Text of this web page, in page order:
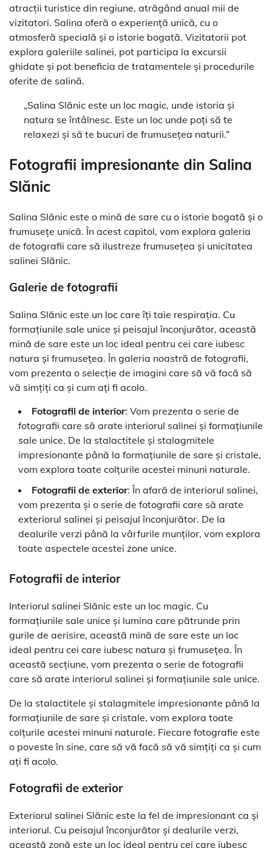
atracții turistice din regiune, atrăgând anual mii de
vizitatori. Salina oferă o experiență unică, cu o
atmosferă specială și o istorie bogată. Vizitatorii pot
explora galeriile salinei, pot participa la excursii
ghidate și pot beneficia de tratamentele și procedurile
oferite de salină.
„Salina Slănic este un loc magic, unde istoria și
natura se întâlnesc. Este un loc unde poți să te
relaxezi și să te bucuri de frumusețea naturii.”
Fotografii impresionante din Salina
Slănic
Salina Slănic este o mină de sare cu o istorie bogată și o
frumusețe unică. În acest capitol, vom explora galeria
de fotografii care să ilustreze frumusețea și unicitatea
salinei Slănic.
Galerie de fotografii
Salina Slănic este un loc care îți taie respirația. Cu
formațiunile sale unice și peisajul înconjurător, această
mină de sare este un loc ideal pentru cei care iubesc
natura și frumusețea. În galeria noastră de fotografii,
vom prezenta o selecție de imagini care să vă facă să
vă simțiți ca și cum ați fi acolo.
Fotografii de interior: Vom prezenta o serie de
fotografii care să arate interiorul salinei și formațiunile
sale unice. De la stalactitele și stalagmitele
impresionante până la formațiunile de sare și cristale,
vom explora toate colțurile acestei minuni naturale.
Fotografii de exterior: În afară de interiorul salinei,
vom prezenta și o serie de fotografii care să arate
exteriorul salinei și peisajul înconjurător. De la
dealurile verzi până la vârfurile munților, vom explora
toate aspectele acestei zone unice.
Fotografii de interior
Interiorul salinei Slănic este un loc magic. Cu
formațiunile sale unice și lumina care pătrunde prin
gurile de aerisire, această mină de sare este un loc
ideal pentru cei care iubesc natura și frumusețea. În
această secțiune, vom prezenta o serie de fotografii
care să arate interiorul salinei și formațiunile sale unice.
De la stalactitele și stalagmitele impresionante până la
formațiunile de sare și cristale, vom explora toate
colțurile acestei minuni naturale. Fiecare fotografie este
o poveste în sine, care să vă facă să vă simțiți ca și cum
ați fi acolo.
Fotografii de exterior
Exteriorul salinei Slănic este la fel de impresionant ca și
interiorul. Cu peisajul înconjurător și dealurile verzi,
această zonă este un loc ideal pentru cei care iubesc